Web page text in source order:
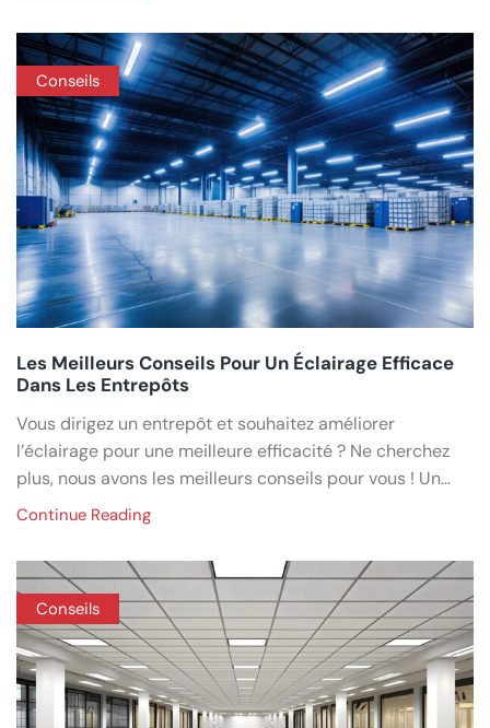
Conseils
Les Meilleurs Conseils Pour Un Éclairage Efficace
Dans Les Entrepôts
Vous dirigez un entrepôt et souhaitez améliorer
l’éclairage pour une meilleure efficacité ? Ne cherchez
plus, nous avons les meilleurs conseils pour vous ! Un...
Continue Reading
Conseils